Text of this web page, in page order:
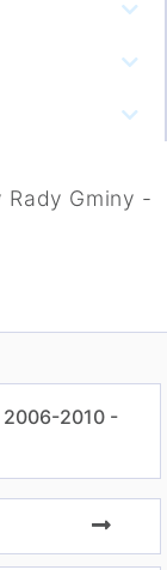
Rady Gminy -
2006-2010 -